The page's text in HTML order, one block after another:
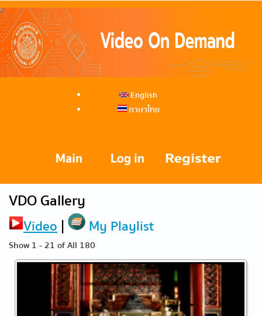
English
ภาษาไทย
VDO Gallery
Video | My Playlist
Show 1 - 21 of All 180